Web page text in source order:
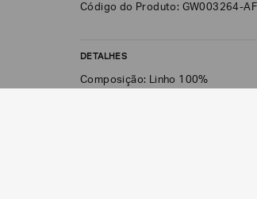
Código do Produto: GW003264-
DETALHES
Composição: Linho 100%